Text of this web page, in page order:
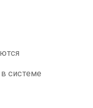
системе